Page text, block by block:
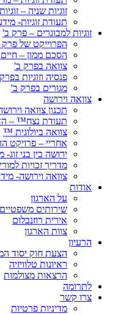
זוגיות שניה –
תעודת זוגיות-
זוגיות למבוגרים – פרק ב'
הפרוייקט של
הסכם ממון –
צוואה בפרק ב'
פנסיה וזוגיות
מגורים בפרק ב'
צוואה וירושה
תכנון צוואה
תעודת נצח™ –
צוואה ביולוגית ™
אחריי – פרויקט
ירושה בין בני זוג-
מדריך זכויות
צוואה וירושה-
אודות
על הארגון
שירותים משפטיים
אירית רוזנבלום
צוות הארגון
הרעיון
הצעת חוק יסוד
ראיונות טלוויזיה
הרצאות מצולמות
לתרומה
צרו קשר
מדיניות פרטיות